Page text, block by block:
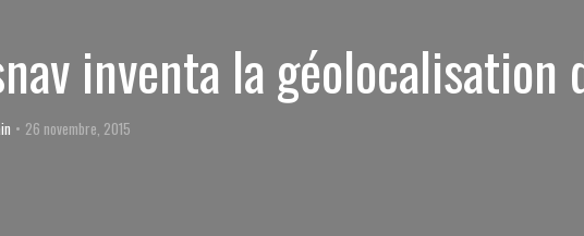
inventa la géolocalisation
26 novembre, 2015